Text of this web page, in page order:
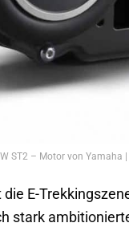
ST2 – Motor von Yamaha
E-
stark